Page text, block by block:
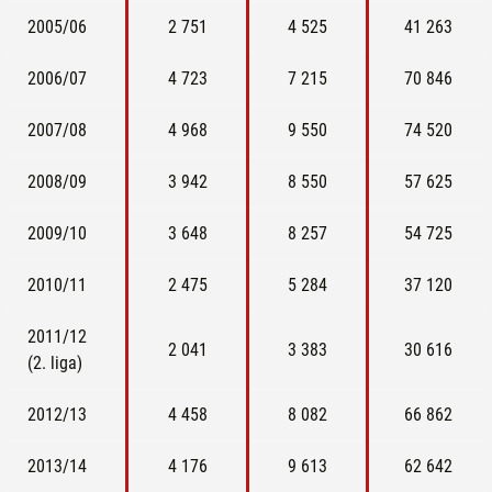
2005/06 2 751 4 525 41 263
2006/07 4 723 7 215 70 846
2007/08 4 968 9 550 74 520
2008/09 3 942 8 550 57 625
2009/10 3 648 8 257 54 725
2010/11 2 475 5 284 37 120
2011/12
(2. liga)
2 041 3 383 30 616
2012/13 4 458 8 082 66 862
2013/14 4 176 9 613 62 642